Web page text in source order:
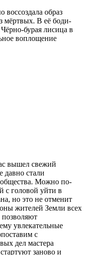
воссоздала образ
мёртвых. В её боди-
бурая лисица в
воплощение
вышел свежий
давно стали
общества. Можно по-
с головой уйти в
но это не отменит
жителей Земли всех
позволяют
увлекательные
с
дел мастера
заново и